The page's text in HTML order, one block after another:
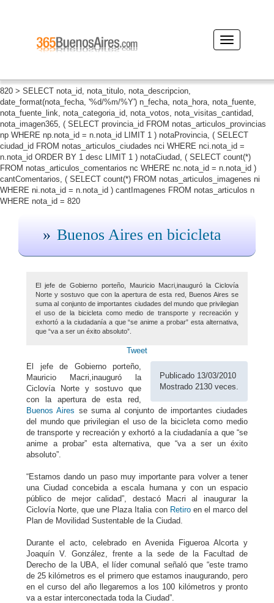
820 > SELECT nota_id, nota_titulo, nota_descripcion,
date_format(nota_fecha, '%d/%m/%Y') n_fecha, nota_hora, nota_fuente,
nota_fuente_link, nota_categoria_id, nota_votos, nota_visitas_cantidad,
nota_imagen365, ( SELECT provincia_id FROM notas_articulos_provincias
np WHERE np.nota_id = n.nota_id LIMIT 1 ) notaProvincia, ( SELECT
ciudad_id FROM notas_articulos_ciudades nci WHERE nci.nota_id =
n.nota_id ORDER BY 1 desc LIMIT 1 ) notaCiudad, ( SELECT count(*)
FROM notas_articulos_comentarios nc WHERE nc.nota_id = n.nota_id )
cantComentarios, ( SELECT count(*) FROM notas_articulos_imagenes ni
WHERE ni.nota_id = n.nota_id ) cantImagenes FROM notas_articulos n
WHERE nota_id = 820
Desplegar
navegación
Buenos Aires en bicicleta
El jefe de Gobierno porteño, Mauricio Macri,inauguró la Ciclovía
Norte y sostuvo que con la apertura de esta red, Buenos Aires se
suma al conjunto de importantes ciudades del mundo que privilegian
el uso de la bicicleta como medio de transporte y recreación y
exhortó a la ciudadanía a que “se anime a probar” esta alternativa,
que “va a ser un éxito absoluto”.
Tweet
Publicado 13/03/2010
Mostrado 2130 veces.
El jefe de Gobierno porteño,
Mauricio Macri,inauguró la
Ciclovía Norte y sostuvo que
con la apertura de esta red,
Buenos Aires se suma al conjunto de importantes ciudades
del mundo que privilegian el uso de la bicicleta como medio
de transporte y recreación y exhortó a la ciudadanía a que “se
anime a probar” esta alternativa, que “va a ser un éxito
absoluto”.
“Estamos dando un paso muy importante para volver a tener
una Ciudad concebida a escala humana y con un espacio
público de mejor calidad”, destacó Macri al inaugurar la
Ciclovía Norte, que une Plaza Italia con Retiroen el marco del
Plan de Movilidad Sustentable de la Ciudad.
Durante el acto, celebrado en Avenida Figueroa Alcorta y
Joaquín V. González, frente a la sede de la Facultad de
Derecho de la UBA, el líder comunal señaló que “este tramo
de 25 kilómetros es el primero que estamos inaugurando, pero
en el curso del año llegaremos a los 100 kilómetros y pronto
va a estar interconectada toda la Ciudad”.